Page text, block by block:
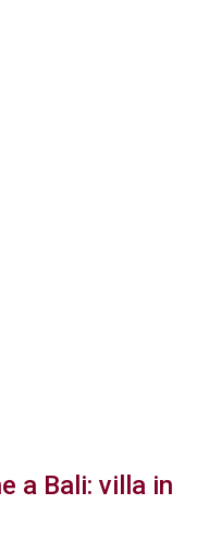
a Bali: villa in